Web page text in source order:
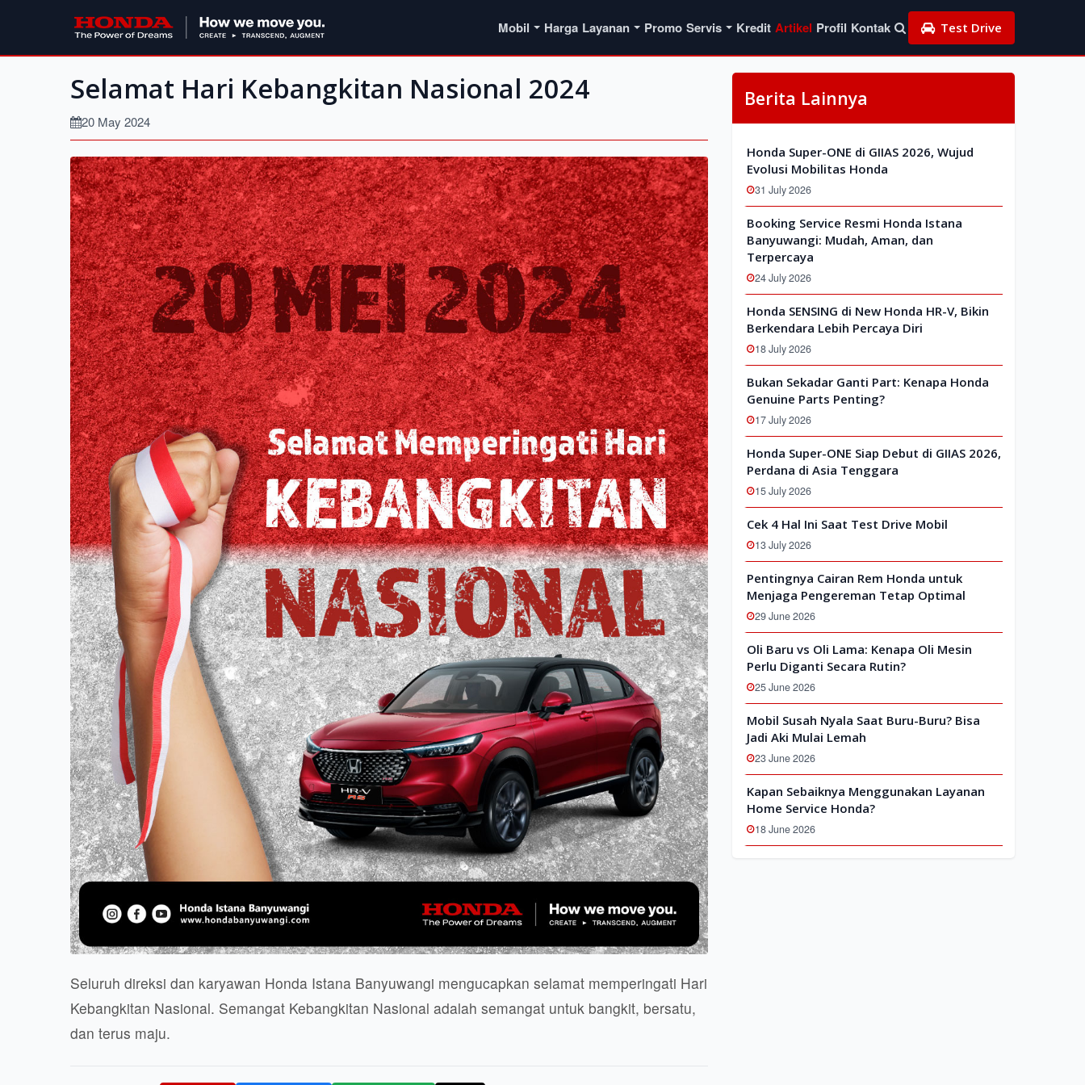
Mobil Harga Layanan Promo Servis Kredit Artikel Profil Kontak Test Drive
Selamat Hari Kebangkitan Nasional 2024
20 May 2024
Seluruh direksi dan karyawan Honda Istana Banyuwangi mengucapkan selamat memperingati Hari
Kebangkitan Nasional. Semangat Kebangkitan Nasional adalah semangat untuk bangkit, bersatu,
dan terus maju.
Berita Lainnya
Honda Super-ONE di GIIAS 2026, Wujud
Evolusi Mobilitas Honda
31 July 2026
Booking Service Resmi Honda Istana
Banyuwangi: Mudah, Aman, dan
Terpercaya
24 July 2026
Honda SENSING di New Honda HR-V, Bikin
Berkendara Lebih Percaya Diri
18 July 2026
Bukan Sekadar Ganti Part: Kenapa Honda
Genuine Parts Penting?
17 July 2026
Honda Super-ONE Siap Debut di GIIAS 2026,
Perdana di Asia Tenggara
15 July 2026
Cek 4 Hal Ini Saat Test Drive Mobil
13 July 2026
Pentingnya Cairan Rem Honda untuk
Menjaga Pengereman Tetap Optimal
29 June 2026
Oli Baru vs Oli Lama: Kenapa Oli Mesin
Perlu Diganti Secara Rutin?
25 June 2026
Mobil Susah Nyala Saat Buru-Buru? Bisa
Jadi Aki Mulai Lemah
23 June 2026
Kapan Sebaiknya Menggunakan Layanan
Home Service Honda?
18 June 2026